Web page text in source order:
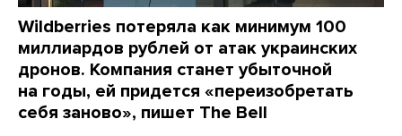
Wildberries потеряла как минимум 100
миллиардов рублей от атак украинских
дронов. Компания станет убыточной
на годы, ей придется «переизобретать
себя заново», пишет The Bell